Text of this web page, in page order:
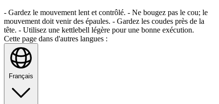
- Gardez le mouvement lent et contrôlé. - Ne bougez pas le cou; le
mouvement doit venir des épaules. - Gardez les coudes près de la
tête. - Utilisez une kettlebell légère pour une bonne exécution.
Cette page dans d'autres langues :
Français